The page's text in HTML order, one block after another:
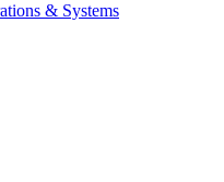
& Systems